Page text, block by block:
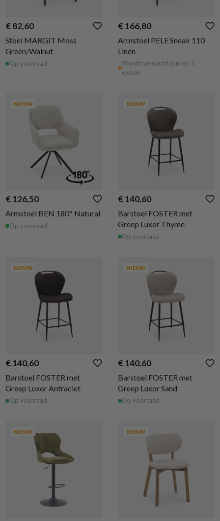
€ 82,60
Stoel MARGIT Moss
Green/Walnut
Op voorraad
€ 166,80
Armstoel PELE Sneak 110
Linen
Wordt verwacht binnen 5
weken
NIEUW
€ 126,50
Armstoel BEN 180° Natural
Op voorraad
NIEUW
€ 140,60
Barstoel FOSTER met
Greep Luxor Thyme
Op voorraad
NIEUW
€ 140,60
Barstoel FOSTER met
Greep Luxor Antraciet
Op voorraad
NIEUW
€ 140,60
Barstoel FOSTER met
Greep Luxor Sand
Op voorraad
NIEUW NIEUW